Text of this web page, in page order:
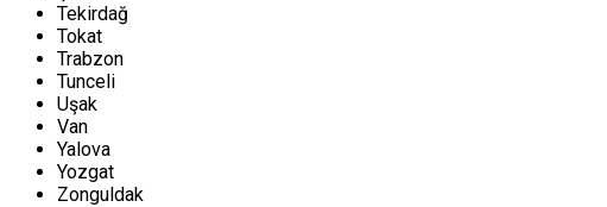
Tekirdağ
Tokat
Trabzon
Tunceli
Uşak
Van
Yalova
Yozgat
Zonguldak